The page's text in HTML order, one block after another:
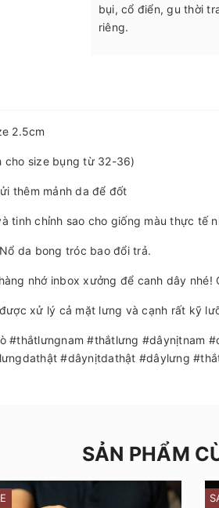
bụi, cổ điển, gu thời
riêng.
2.5cm
cho size bụng từ 32-36)
thêm mảnh da để đốt
tinh chỉnh sao cho giống màu thực tế
da bong tróc bao đổi trả.
nhớ inbox xưởng để canh dây nhé!
xử lý cả mặt lưng và cạnh rất kỹ
#thắtlưngnam #thắtlưng #dâynịtnam
#dâynịtdathật #dâylưng
SẢN PHẨM